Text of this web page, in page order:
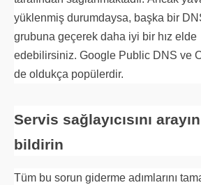
yüklenmiş durumdaysa, başka bir
grubuna geçerek daha iyi bir hız elde
edebilirsiniz. Google Public DNS ve
de oldukça popülerdir.
Servis sağlayıcısını
bildirin
Tüm bu sorun giderme adımlarını